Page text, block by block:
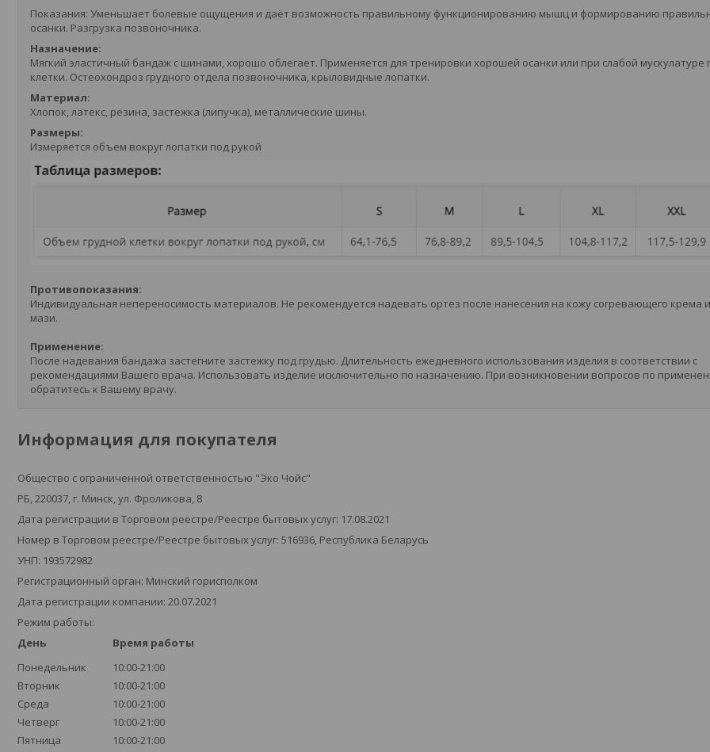
Показания: Уменьшает болевые ощущения и даёт возможность правильному функционированию мышц и формированию
осанки. Разгрузка позвоночника.
Назначение:
Мягкий эластичный бандаж с шинами, хорошо облегает. Применяется для тренировки хорошей осанки или при слабой мускулатуре
клетки. Остеохондроз грудного отдела позвоночника, крыловидные лопатки.
Материал:
Хлопок, латекс, резина, застежка (липучка), металлические шины.
Размеры:
Измеряется объем вокруг лопатки под рукой
Противопоказания:
Индивидуальная непереносимость материалов. Не рекомендуется надевать ортез после нанесения на кожу согревающего крема
мази.
Применение:
После надевания бандажа застегните застежку под грудью. Длительность ежедневного использования изделия в соответствии с
рекомендациями Вашего врача. Использовать изделие исключительно по назначению. При возникновении вопросов по
обратитесь к Вашему врачу.
Информация для покупателя
Общество с ограниченной ответственностью "Эко Чойс"
РБ, 220037, г. Минск, ул. Фроликова, 8
Дата регистрации в Торговом реестре/Реестре бытовых услуг: 17.08.2021
Номер в Торговом реестре/Реестре бытовых услуг: 516936, Республика Беларусь
УНП: 193572982
Регистрационный орган: Минский горисполком
Дата регистрации компании: 20.07.2021
Режим работы:
День
Время работы
Понедельник
10:00-21:00
Вторник
10:00-21:00
Среда
10:00-21:00
Четверг
10:00-21:00
Пятница
10:00-21:00